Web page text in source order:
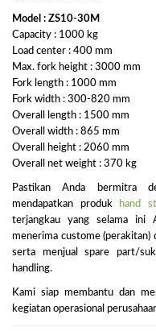
Model : ZS10-30M
Capacity : 1000 kg
Load center : 400 mm
Max. fork height : 3000 mm
Fork length : 1000 mm
Fork width : 300-820 mm
Overall length : 1500 mm
Overall width : 865 mm
Overall height : 2060 mm
Overall net weight : 370 kg
Pastikan Anda bermitra
mendapatkan produk
hand
terjangkau yang selama ini
menerima custome (perakitan)
serta menjual spare part/
handling.
Kami siap membantu dan
kegiatan operasional